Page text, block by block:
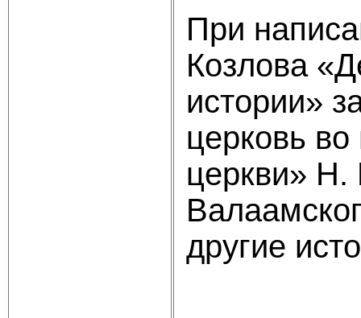
При
Козлова
истории»
церковь
церкви» Н.
другие